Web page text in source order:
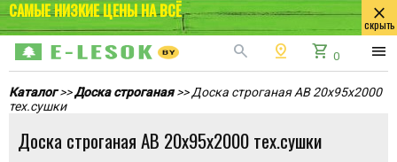
САМЫЕ НИЗКИЕ ЦЕНЫ НА ВСЁ close
скрыть
search pin_drop shopping_cart 0 menu
Каталог>>Доска строганая >> Доска строганая AB 20x95x2000
тех.сушки
Доска строганая AB 20x95x2000 тех.сушки